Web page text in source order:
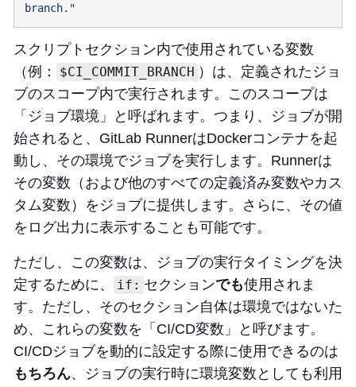
スクリプトセクション内で使用されている変数
（例：
$CI_COMMIT_BRANCH ）は、定義されたジョ
ブのスコープ内で実行されます。このスコープは
「ジョブ環境」と呼ばれます。つまり、ジョブが開
始されると、GitLab RunnerはDockerコンテナを起
動し、その環境でジョブを実行します。Runnerは
その変数（および他のすべての定義済み変数やカス
タム変数）をジョブに提供します。さらに、その値
をログ出力に表示することも可能です。
ただし、この変数は、ジョブの実行タイミングを決
定するために、
if: セクションでも使用されま
す。ただし、そのセクション自体は環境ではないた
め、これらの変数を「CI/CD変数」と呼びます。
CI/CDジョブを動的に設定する際に使用できるのは
もちろん、ジョブの実行時に環境変数としても利用